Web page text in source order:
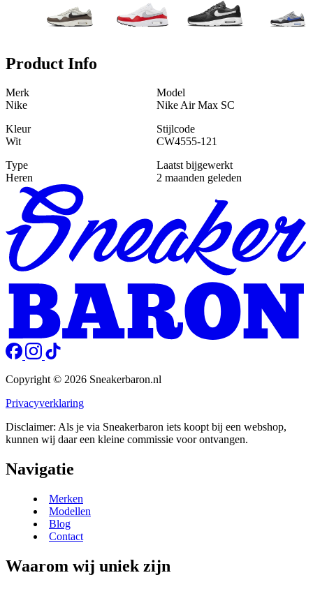
Product Info
Merk
Nike
Model
Nike Air Max SC
Kleur
Wit
Stijlcode
CW4555-121
Type
Heren
Laatst bijgewerkt
2 maanden geleden
Copyright © 2026 Sneakerbaron.nl
Privacyverklaring
Disclaimer: Als je via Sneakerbaron iets koopt bij een webshop,
kunnen wij daar een kleine commissie voor ontvangen.
Navigatie
Merken
Modellen
Blog
Contact
Waarom wij uniek zijn